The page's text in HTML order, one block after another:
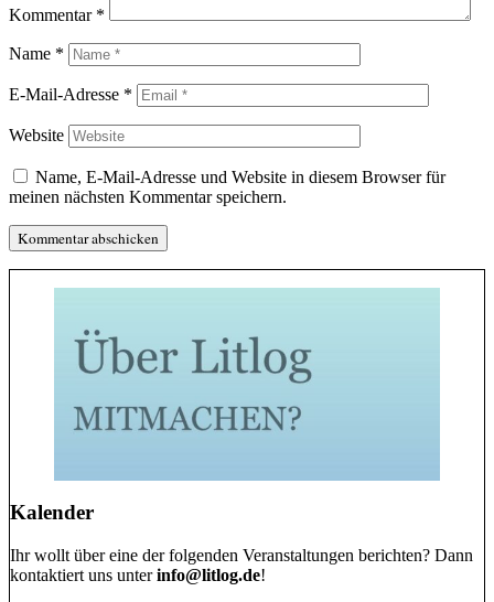
Kommentar *
Name *
E-Mail-Adresse *
Website
Name, E-Mail-Adresse und Website in diesem Browser für
meinen nächsten Kommentar speichern.
Kalender
Ihr wollt über eine der folgenden Veranstaltungen berichten? Dann
kontaktiert uns unterinfo@litlog.de!